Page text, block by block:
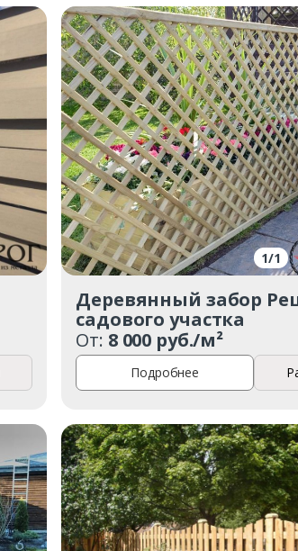
Ваше имя*
Ваш телефон*
Комментарий к заказу
1/1
Деревянный забор
садового участка
От: 8 000 руб./м²
Подробнее